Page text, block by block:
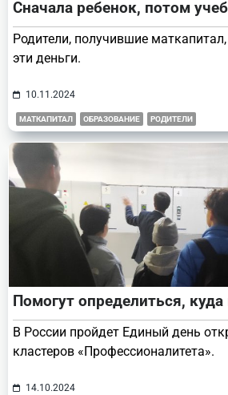
Сначала ребенок, потом
Родители, получившие маткапитал,
эти деньги.
10.11.2024
МАТКАПИТАЛ ОБРАЗОВАНИЕ РОДИТЕЛИ
Помогут определиться, куда
В России пройдет Единый день
кластеров «Профессионалитета».
14.10.2024